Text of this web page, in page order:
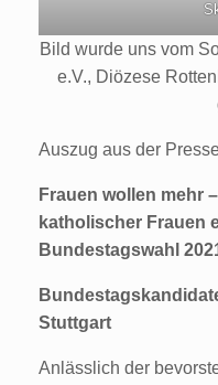
Bild wurde uns vom
e.V., Diözese
Auszug aus der
Frauen wollen mehr
katholischer Frauen
Bundestagswahl
Stuttgart
Anlässlich der